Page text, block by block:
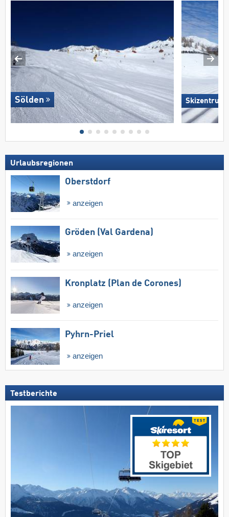
Sölden Skizentrum
Urlaubsregionen
Oberstdorf
anzeigen
Gröden (Val Gardena)
anzeigen
Kronplatz (Plan de Corones)
anzeigen
Pyhrn-Priel
anzeigen
Testberichte